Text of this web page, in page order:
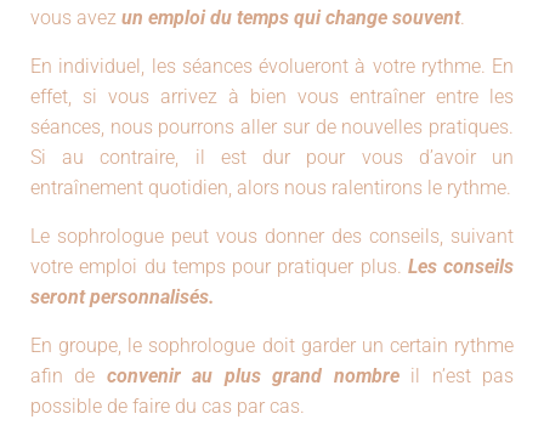
vous avez un emploi du temps qui change souvent.
En individuel, les séances évolueront à votre rythme. En
effet, si vous arrivez à bien vous entraîner entre les
séances, nous pourrons aller sur de nouvelles pratiques.
Si au contraire, il est dur pour vous d’avoir un
entraînement quotidien, alors nous ralentirons le rythme.
Le sophrologue peut vous donner des conseils, suivant
votre emploi du temps pour pratiquer plus. Les conseils
seront personnalisés.
En groupe, le sophrologue doit garder un certain rythme
afin de convenir au plus grand nombreil n’est pas
possible de faire du cas par cas.